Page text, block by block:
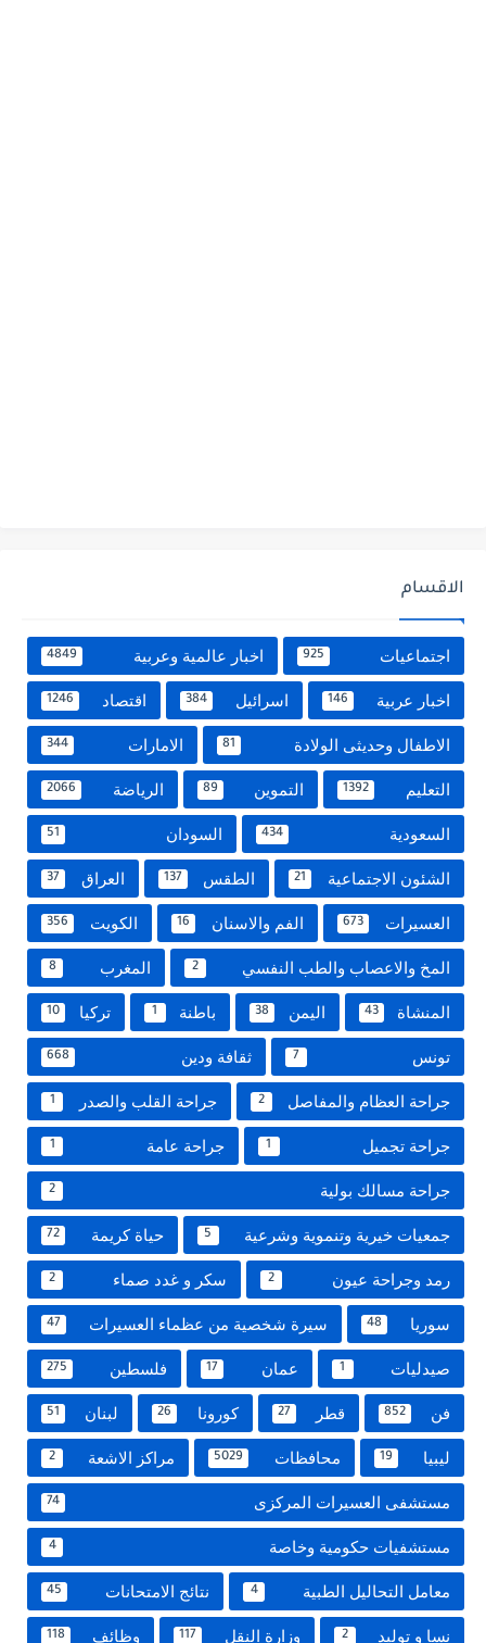
الاقسام
اجتماعيات 925 اخبار عالمية وعربية 4849
اخبار عربية 146 اسرائيل 384 اقتصاد 1246
الاطفال وحديثى الولادة 81 الامارات 344
التعليم 1392 التموين 89 الرياضة 2066
السعودية 434 السودان 51
الشئون الاجتماعية 21 الطقس 137 العراق 37
العسيرات 673 الفم والاسنان 16 الكويت 356
المخ والاعصاب والطب النفسي 2 المغرب 8
المنشاة 43 اليمن 38 باطنة 1 تركيا 10
تونس 7 ثقافة ودين 668
جراحة العظام والمفاصل 2 جراحة القلب والصدر 1
جراحة تجميل 1 جراحة عامة 1
جراحة مسالك بولية 2
جمعيات خيرية وتنموية وشرعية 5 حياة كريمة 72
رمد وجراحة عيون 2 سكر و غدد صماء 2
سوريا 48 سيرة شخصية من عظماء العسيرات 47
صيدليات 1 عمان 17 فلسطين 275
فن 852 قطر 27 كورونا 26 لبنان 51
ليبيا 19 محافظات 5029 مراكز الاشعة 2
مستشفى العسيرات المركزى 74
مستشفيات حكومية وخاصة 4
معامل التحاليل الطبية 4 نتائج الامتحانات 45
نسا و توليد 2 وزارة النقل 117 وظائف 118